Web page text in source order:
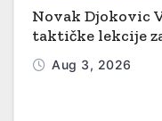
Novak Djokovic
taktičke lekcije
Aug 3, 2026